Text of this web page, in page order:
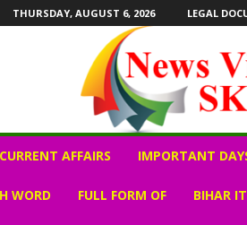
THURSDAY, AUGUST 6, 2026 LEGAL
CURRENT AFFAIRS IMPORTANT
WORD FULL FORM OF BIHAR